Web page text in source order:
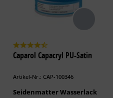
Caparol Capacryl PU-Satin
Artikel-Nr.: CAP-100346
Seidenmatter Wasserlack